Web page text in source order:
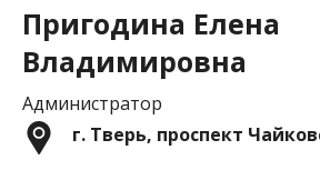
Пригодина Елена
Владимировна
Администратор
г. Тверь, проспект